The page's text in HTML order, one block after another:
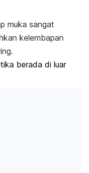
muka sangat
kelembapan
berada di luar